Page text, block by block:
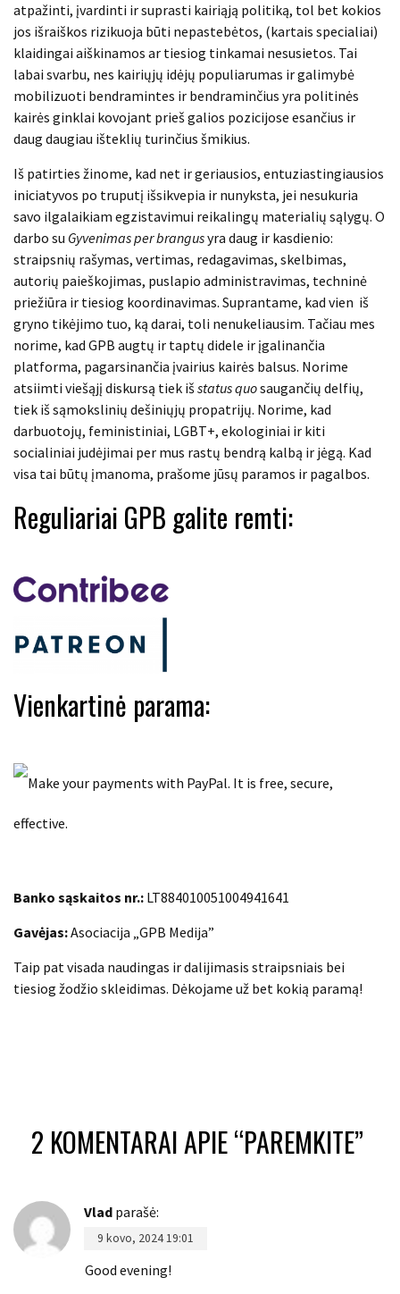
atpažinti, įvardinti ir suprasti kairiąją politiką, tol bet kokios
jos išraiškos rizikuoja būti nepastebėtos, (kartais specialiai)
klaidingai aiškinamos ar tiesiog tinkamai nesusietos. Tai
labai svarbu, nes kairiųjų idėjų populiarumas ir galimybė
mobilizuoti bendramintes ir bendraminčius yra politinės
kairės ginklai kovojant prieš galios pozicijose esančius ir
daug daugiau išteklių turinčius šmikius.
Iš patirties žinome, kad net ir geriausios, entuziastingiausios
iniciatyvos po truputį išsikvepia ir nunyksta, jei nesukuria
savo ilgalaikiam egzistavimui reikalingų materialių sąlygų. O
darbo su Gyvenimas per brangusyra daug ir kasdienio:
straipsnių rašymas, vertimas, redagavimas, skelbimas,
autorių paieškojimas, puslapio administravimas, techninė
priežiūra ir tiesiog koordinavimas. Suprantame, kad vien iš
gryno tikėjimo tuo, ką darai, toli nenukeliausim. Tačiau mes
norime, kad GPB augtų ir taptų didele ir įgalinančia
platforma, pagarsinančia įvairius kairės balsus. Norime
atsiimti viešąjį diskursą tiek išstatus quosaugančių delfių,
tiek iš sąmokslinių dešiniųjų propatrijų. Norime, kad
darbuotojų, feministiniai, LGBT+, ekologiniai ir kiti
socialiniai judėjimai per mus rastų bendrą kalbą ir jėgą. Kad
visa tai būtų įmanoma, prašome jūsų paramos ir pagalbos.
Reguliariai GPB galite remti:
Vienkartinė parama:
Banko sąskaitos nr.: LT884010051004941641
Gavėjas:Asociacija „GPB Medija”
Taip pat visada naudingas ir dalijimasis straipsniais bei
tiesiog žodžio skleidimas. Dėkojame už bet kokią paramą!
2 KOMENTARAI APIE “PAREMKITE”
Vlad parašė:
9 kovo, 2024 19:01
Good evening!